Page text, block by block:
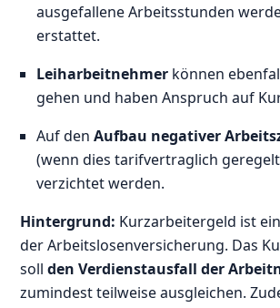
ausgefallene Arbeitsstunden
erstattet.
Leiharbeitnehmer können
gehen und haben Anspruch auf
Auf denAufbau negativer
(wenn dies tarifvertraglich
verzichtet werden.
Hintergrund: Kurzarbeitergeld ist
der Arbeitslosenversicherung. Das
sollden Verdienstausfall der
zumindest teilweise ausgleichen.